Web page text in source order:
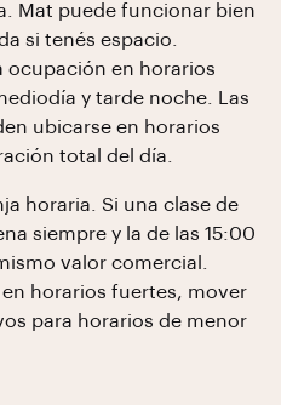
Mat puede funcionar bien
si tenés espacio.
ocupación en horarios
y tarde noche. Las
ubicarse en horarios
total del día.
horaria. Si una clase de
siempre y la de las 15:00
valor comercial.
en horarios fuertes, mover
para horarios de menor